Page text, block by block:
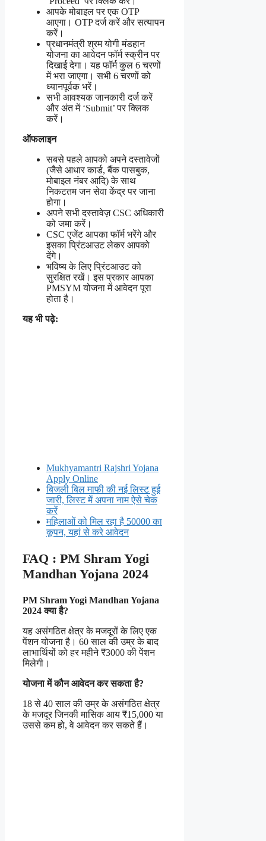
आपके मोबाइल पर एक OTP
आएगा। OTP दर्ज करें और सत्यापन
करें।
प्रधानमंत्री श्रम योगी मंडहान
योजना का आवेदन फॉर्म स्क्रीन पर
दिखाई देगा। यह फॉर्म कुल 6 चरणों
में भरा जाएगा। सभी 6 चरणों को
ध्यानपूर्वक भरें।
सभी आवश्यक जानकारी दर्ज करें
और अंत में ‘Submit’ पर क्लिक
करें।
ऑफलाइन
सबसे पहले आपको अपने दस्तावेजों
(जैसे आधार कार्ड, बैंक पासबुक,
मोबाइल नंबर आदि) के साथ
निकटतम जन सेवा केंद्र पर जाना
होगा।
अपने सभी दस्तावेज़ CSC अधिकारी
को जमा करें।
CSC एजेंट आपका फॉर्म भरेंगे और
इसका प्रिंटआउट लेकर आपको
देंगे।
भविष्य के लिए प्रिंटआउट को
सुरक्षित रखें। इस प्रकार आपका
PMSYM योजना में आवेदन पूरा
होता है।
यह भी पढ़े:
Mukhyamantri Rajshri Yojana
Apply Online
बिजली बिल माफी की नई लिस्ट हुई
जारी, लिस्ट में अपना नाम ऐसे चेक
करें
महिलाओं को मिल रहा है 50000 का
कूपन, यहां से करे आवेदन
FAQ : PM Shram Yogi
Mandhan Yojana 2024
PM Shram Yogi Mandhan Yojana
2024 क्या है?
यह असंगठित क्षेत्र के मजदूरों के लिए एक
पेंशन योजना है। 60 साल की उम्र के बाद
लाभार्थियों को हर महीने ₹3000 की पेंशन
मिलेगी।
योजना में कौन आवेदन कर सकता है?
18 से 40 साल की उम्र के असंगठित क्षेत्र
के मजदूर जिनकी मासिक आय ₹15,000 या
उससे कम हो, वे आवेदन कर सकते हैं।